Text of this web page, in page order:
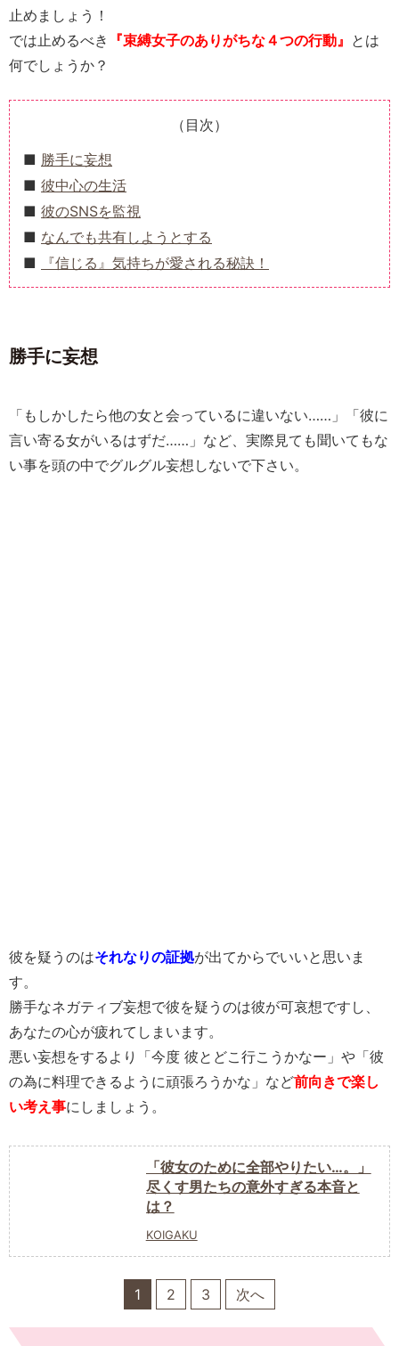
止めましょう！
では止めるべき 『束縛女子のありがちな４つの行動』 とは
何でしょうか？
（目次）
勝手に妄想
彼中心の生活
彼のSNSを監視
なんでも共有しようとする
『信じる』気持ちが愛される秘訣！
勝手に妄想
「もしかしたら他の女と会っているに違いない……」「彼に
言い寄る女がいるはずだ……」など、実際見ても聞いてもな
い事を頭の中でグルグル妄想しないで下さい。
彼を疑うのはそれなりの証拠が出てからでいいと思いま
す。
勝手なネガティブ妄想で彼を疑うのは彼が可哀想ですし、
あなたの心が疲れてしまいます。
悪い妄想をするより「今度 彼とどこ行こうかなー」や「彼
の為に料理できるように頑張ろうかな」など前向きで楽し
い考え事にしましょう。
「彼女のために全部やりたい…。」
尽くす男たちの意外すぎる本音と
は？
KOIGAKU
1 2 3 次へ